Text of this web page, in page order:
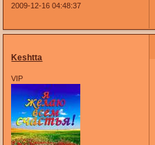
2009-12-16 04:48:37
Keshtta
VIP